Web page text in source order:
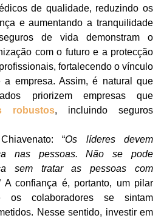
de qualidade, reduzindo os
e aumentando a tranquilidade
de vida demonstram o
com o futuro e a protecção
fortalecendo o vínculo
a empresa. Assim, é natural que
priorizem empresas que
robustos, incluindo seguros
“Os líderes devem
nas pessoas. Não se pode
sem tratar as pessoas com
A confiança é, portanto, um pilar
os colaboradores se sintam
Nesse sentido, investir em